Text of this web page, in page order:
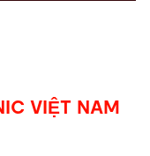
VIỆT NAM